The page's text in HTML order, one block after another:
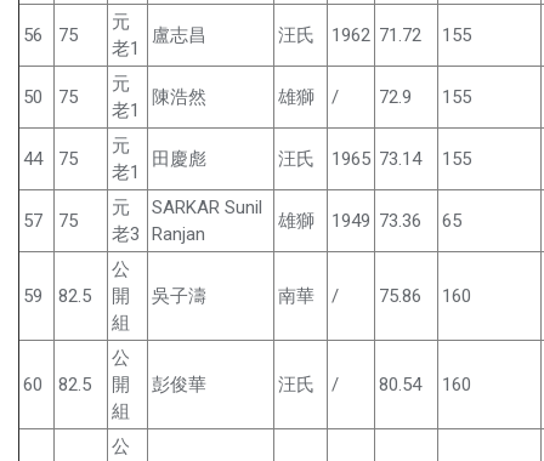
56 75
元
老1
盧志昌 汪氏 1962 71.72 155
50 75
元
老1
陳浩然 雄獅 / 72.9 155
44 75
元
老1
田慶彪 汪氏 1965 73.14 155
57 75
元
老3
SARKAR Sunil
Ranjan
雄獅 1949 73.36 65
59 82.5
公
開
組
吳子濤 南華 / 75.86 160
60 82.5
公
開
組
彭俊華 汪氏 / 80.54 160
公